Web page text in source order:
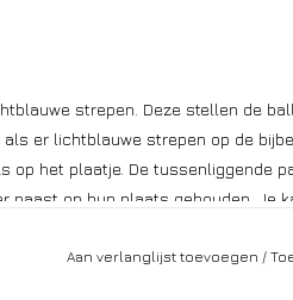
strepen. Deze stellen de
er lichtblauwe strepen op de
op het plaatje. De tussenliggende
naast op hun plaats gehouden. Je
Aan verlanglijst toevoegen /